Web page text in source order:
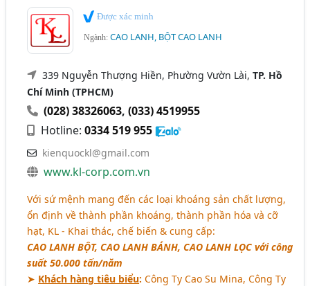
Được xác minh
Ngành:CAO LANH, BỘT CAO LANH
339 Nguyễn Thượng Hiền, Phường Vườn Lài,TP. Hồ
Chí Minh (TPHCM)
(028) 38326063,(033) 4519955
Hotline:0334 519 955
kienquockl@gmail.com
www.kl-corp.com.vn
Với sứ mệnh mang đến các loại khoáng sản chất lượng,
ổn định về thành phần khoáng, thành phần hóa và cỡ
hạt, KL - Khai thác, chế biến & cung cấp:
CAO LANH BỘT, CAO LANH BÁNH, CAO LANH LỌC với công
suất 50.000 tấn/năm
➤ Khách hàng tiêu biểu: Công Ty Cao Su Mina, Công Ty